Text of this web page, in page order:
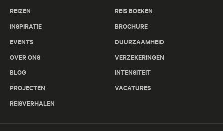
REIZEN
INSPIRATIE
EVENTS
OVER ONS
BLOG
PROJECTEN
REISVERHALEN
REIS BOEKEN
BROCHURE
DUURZAAMHEID
VERZEKERINGEN
INTENSITEIT
VACATURES